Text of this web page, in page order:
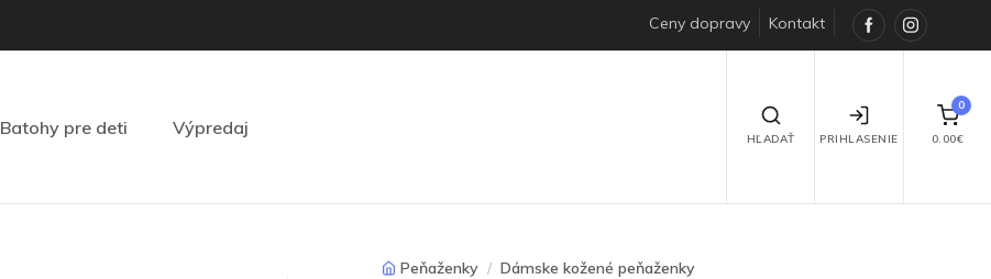
Ceny dopravy Kontakt Facebook
Batohy pre deti Výpredaj
HĽADAŤ PRIHLASENIE
0
0.00€
Peňaženky
Dámske kožené peňaženky